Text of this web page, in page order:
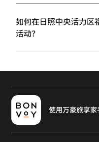
如何在日照中央活力区
活动？
使用万豪旅享